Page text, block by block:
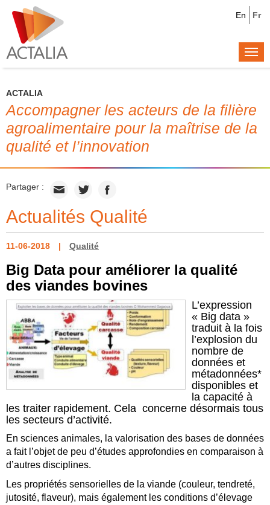
Fr
En
ACTALIA
Accompagner les acteurs de la filière
agroalimentaire pour la maîtrise de la
qualité et l’innovation
Partager :
Actualités Qualité
11-06-2018 Qualité
Big Data pour améliorer la qualité
des viandes bovines
L’expression
« Big data »
traduit à la fois
l’explosion du
nombre de
données et
métadonnées*
disponibles et
la capacité à
les traiter rapidement. Cela concerne désormais tous
les secteurs d’activité.
En sciences animales, la valorisation des bases de données
a fait l’objet de peu d’études approfondies en comparaison à
d’autres disciplines.
Les propriétés sensorielles de la viande (couleur, tendreté,
jutosité, flaveur), mais également les conditions d’élevage